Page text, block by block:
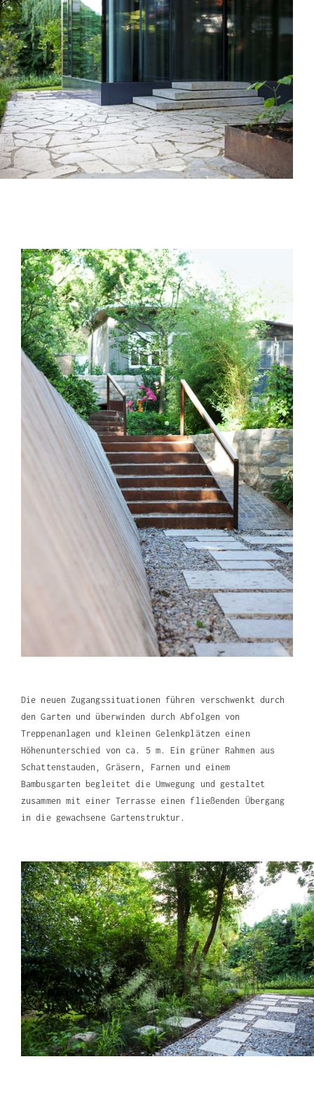
Die neuen Zugangssituationen führen verschwenkt durch
den Garten und überwinden durch Abfolgen von
Treppenanlagen und kleinen Gelenkplätzen einen
Höhenunterschied von ca. 5 m. Ein grüner Rahmen aus
Schattenstauden, Gräsern, Farnen und einem
Bambusgarten begleitet die Umwegung und gestaltet
zusammen mit einer Terrasse einen fließenden Übergang
in die gewachsene Gartenstruktur.